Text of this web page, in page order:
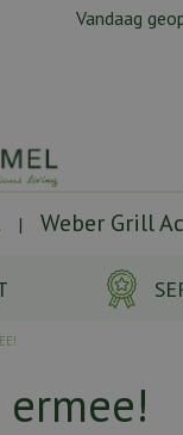
Vandaag
Weber Grill
ermee!